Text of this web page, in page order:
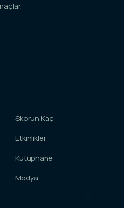
Skorun Kaç
Etkinlikler
Kütüphane
Medya